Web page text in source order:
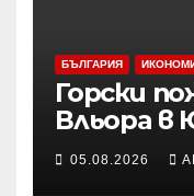
БЪЛГАРИЯ
Горски
Вльора в
Албания
жилищни
05.08.2026